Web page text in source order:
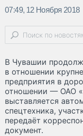
07:49, 12 Ноября 2018
В Чувашии
в отношении
предприятия в
отношении — ОАО
выставляется
спецтехника,
передаёт
документ.